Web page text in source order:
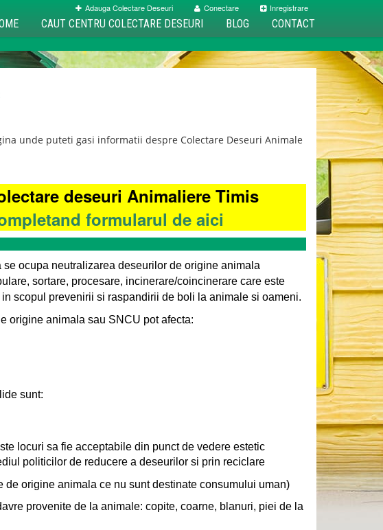
Adauga Colectare Deseuri Conectare Inregistrare
CAUT CENTRU COLECTARE DESEURI BLOG CONTACT
unde puteti gasi informatii despre Colectare Deseuri Animale
deseuri Animaliere Timis
formularul de aici
ocupa neutralizarea deseurilor de origine animala
sortare, procesare, incinerare/coincinerare care este
scopul prevenirii si raspandirii de boli la animale si oameni.
origine animala sau SNCU pot afecta:
sunt:
locuri sa fie acceptabile din punct de vedere estetic
politicilor de reducere a deseurilor si prin reciclare
origine animala ce nu sunt destinate consumului uman)
provenite de la animale: copite, coarne, blanuri, piei de la